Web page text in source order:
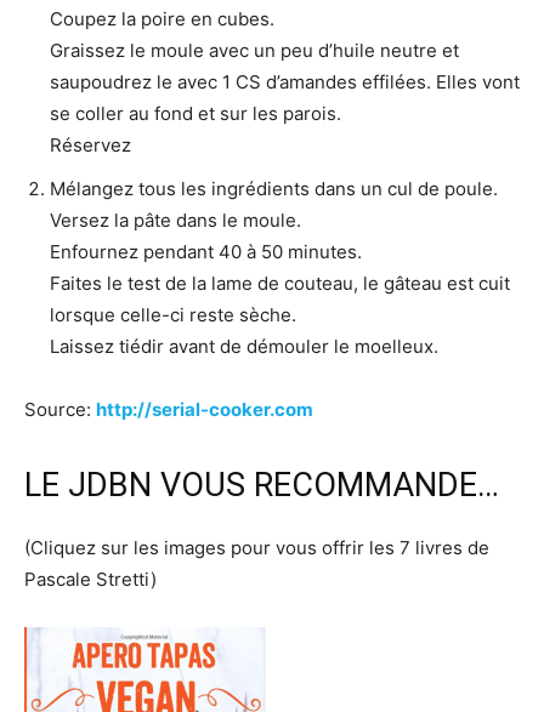
Coupez la poire en cubes.
Graissez le moule avec un peu d’huile neutre et
saupoudrez le avec 1 CS d’amandes effilées. Elles vont
se coller au fond et sur les parois.
Réservez
Mélangez tous les ingrédients dans un cul de poule.
Versez la pâte dans le moule.
Enfournez pendant 40 à 50 minutes.
Faites le test de la lame de couteau, le gâteau est cuit
lorsque celle-ci reste sèche.
Laissez tiédir avant de démouler le moelleux.
Source: http://serial-cooker.com
LE JDBN VOUS RECOMMANDE…
(Cliquez sur les images pour vous offrir les 7 livres de
Pascale Stretti)